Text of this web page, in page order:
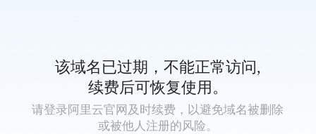
该域名已过期，不能正常访问,
续费后可恢复使用。
请登录阿里云官网及时续费，以避免域名被删除
或被他人注册的风险。